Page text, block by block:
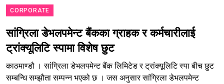
CORPORATE
सांग्रिला डेभलपमेन्ट बैंकका ग्राहक र कर्मचारीलाई
ट्रांक्यूलिटि स्पामा विशेष छुट
काठमाण्डौ । सांग्रिला डेभलपमेन्ट बैंक लिमिटेड र ट्रांक्यूलिटि स्पा बीच छुट
सम्बन्धि सम्झौता सम्पन्न भएको छ । जस अनुसार सांग्रिला डेभलपमेन्ट